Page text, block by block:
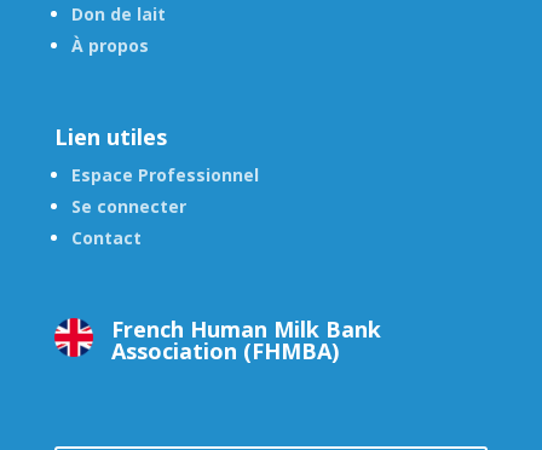
Don de lait
À propos
Lien utiles
Espace Professionnel
Se connecter
Contact
French Human Milk Bank
Association (FHMBA)